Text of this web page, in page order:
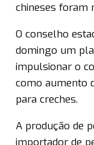
chineses foram
O conselho
domingo um
impulsionar o
como aumento
para creches.
A produção de